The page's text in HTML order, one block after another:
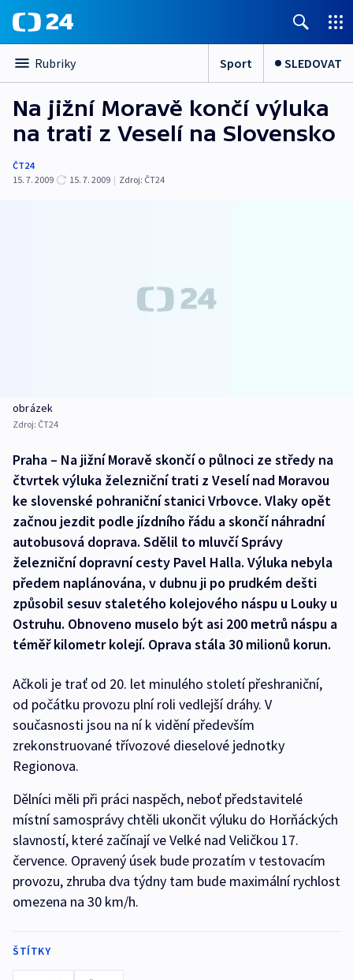
Rubriky Sport SLEDOVAT
Na jižní Moravě končí výluka
na trati z Veselí na Slovensko
ČT24
15. 7. 2009
15. 7. 2009 | Zdroj: ČT24
obrázek
Zdroj: ČT24
Praha – Na jižní Moravě skončí o půlnoci ze středy na
čtvrtek výluka železniční trati z Veselí nad Moravou
ke slovenské pohraniční stanici Vrbovce. Vlaky opět
začnou jezdit podle jízdního řádu a skončí náhradní
autobusová doprava. Sdělil to mluvčí Správy
železniční dopravní cesty Pavel Halla. Výluka nebyla
předem naplánována, v dubnu ji po prudkém dešti
způsobil sesuv staletého kolejového náspu u Louky u
Ostruhu. Obnoveno muselo být asi 200 metrů náspu a
téměř kilometr kolejí. Oprava stála 30 milionů korun.
Ačkoli je trať od 20. let minulého století přeshraniční,
od počátku provozu plní roli vedlejší dráhy. V
současnosti jsou na ní k vidění především
zrekonstruované třívozové dieselové jednotky
Regionova.
Dělníci měli při práci naspěch, neboť představitelé
místní samosprávy chtěli ukončit výluku do Horňáckých
slavností, které začínají ve Velké nad Veličkou 17.
července. Opravený úsek bude prozatím v testovacím
provozu, zhruba dva týdny tam bude maximální rychlost
omezena na 30 km/h.
ŠTÍTKY